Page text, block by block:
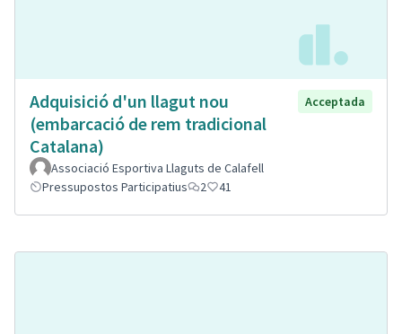
Adquisició d'un llagut nou
(embarcació de rem tradicional
Catalana)
Acceptada
Associació Esportiva Llaguts de Calafell
Pressupostos Participatius
2 41